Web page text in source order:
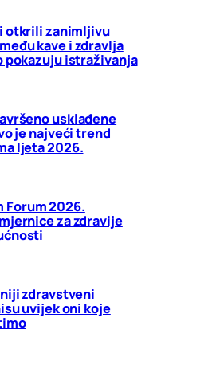
otkrili zanimljivu
kave i zdravlja
pokazuju istraživanja
usklađene
je najveći trend
ljeta 2026.
Forum 2026.
za zdravije
zdravstveni
uvijek oni koje